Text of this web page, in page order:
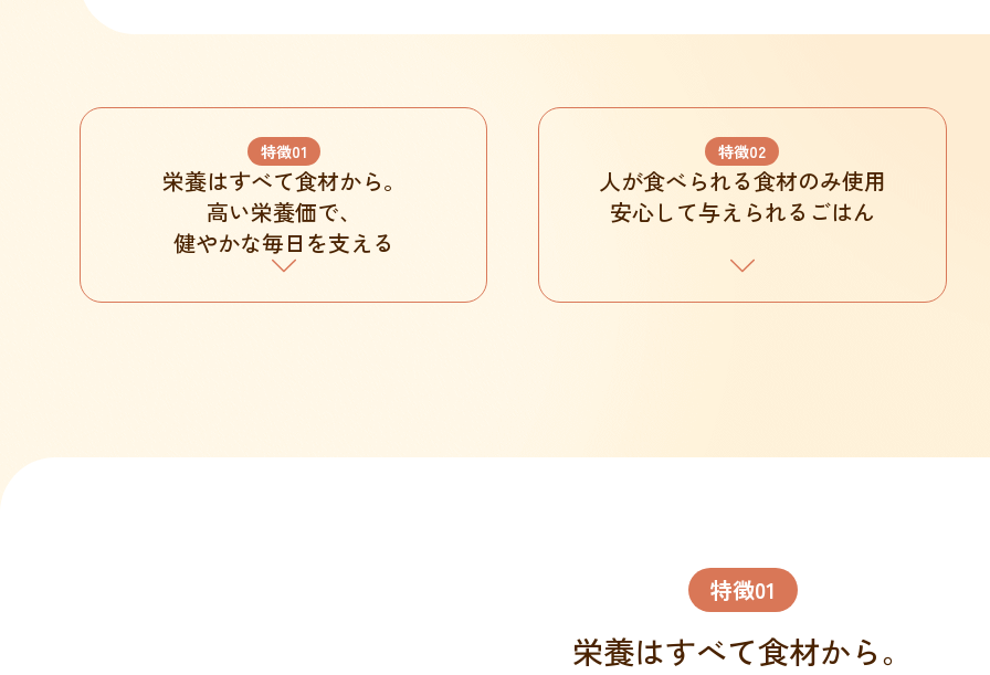
特徴01
栄養はすべて食材から。
高い栄養価で、
健やかな毎日を支える
特徴02
人が食べられる食材のみ使用
安心して与えられるごはん
特徴01
栄養はすべて食材から。